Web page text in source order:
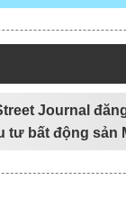
Journal
tư bất động sản